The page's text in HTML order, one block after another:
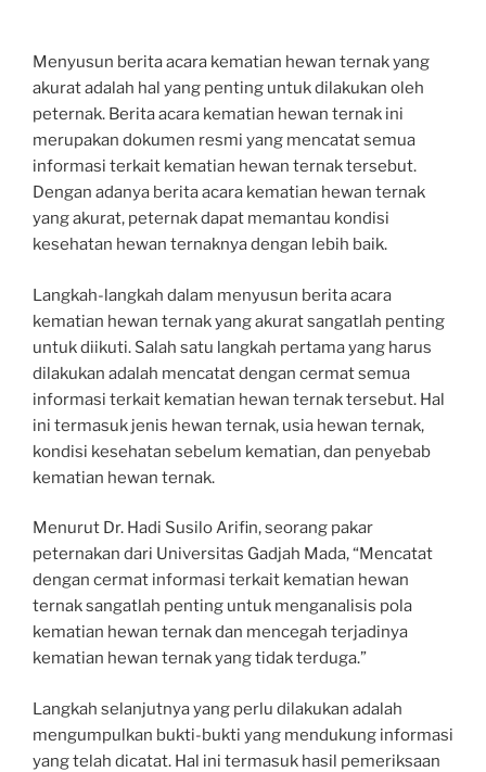
Menyusun berita acara kematian hewan ternak yang
akurat adalah hal yang penting untuk dilakukan oleh
peternak. Berita acara kematian hewan ternak ini
merupakan dokumen resmi yang mencatat semua
informasi terkait kematian hewan ternak tersebut.
Dengan adanya berita acara kematian hewan ternak
yang akurat, peternak dapat memantau kondisi
kesehatan hewan ternaknya dengan lebih baik.
Langkah-langkah dalam menyusun berita acara
kematian hewan ternak yang akurat sangatlah penting
untuk diikuti. Salah satu langkah pertama yang harus
dilakukan adalah mencatat dengan cermat semua
informasi terkait kematian hewan ternak tersebut. Hal
ini termasuk jenis hewan ternak, usia hewan ternak,
kondisi kesehatan sebelum kematian, dan penyebab
kematian hewan ternak.
Menurut Dr. Hadi Susilo Arifin, seorang pakar
peternakan dari Universitas Gadjah Mada, “Mencatat
dengan cermat informasi terkait kematian hewan
ternak sangatlah penting untuk menganalisis pola
kematian hewan ternak dan mencegah terjadinya
kematian hewan ternak yang tidak terduga.”
Langkah selanjutnya yang perlu dilakukan adalah
mengumpulkan bukti-bukti yang mendukung informasi
yang telah dicatat. Hal ini termasuk hasil pemeriksaan